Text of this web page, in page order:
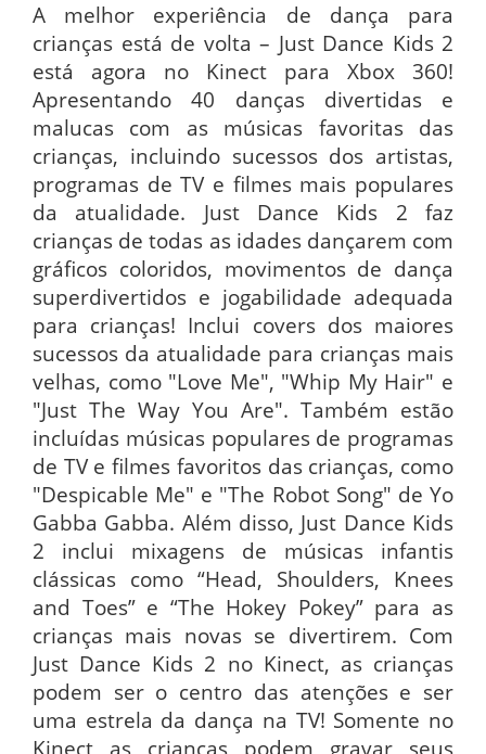
A melhor experiência de dança para
crianças está de volta – Just Dance Kids 2
está agora no Kinect para Xbox 360!
Apresentando 40 danças divertidas e
malucas com as músicas favoritas das
crianças, incluindo sucessos dos artistas,
programas de TV e filmes mais populares
da atualidade. Just Dance Kids 2 faz
crianças de todas as idades dançarem com
gráficos coloridos, movimentos de dança
superdivertidos e jogabilidade adequada
para crianças! Inclui covers dos maiores
sucessos da atualidade para crianças mais
velhas, como "Love Me", "Whip My Hair" e
"Just The Way You Are". Também estão
incluídas músicas populares de programas
de TV e filmes favoritos das crianças, como
"Despicable Me" e "The Robot Song" de Yo
Gabba Gabba. Além disso, Just Dance Kids
2 inclui mixagens de músicas infantis
clássicas como “Head, Shoulders, Knees
and Toes” e “The Hokey Pokey” para as
crianças mais novas se divertirem. Com
Just Dance Kids 2 no Kinect, as crianças
podem ser o centro das atenções e ser
uma estrela da dança na TV! Somente no
Kinect as crianças podem gravar seus